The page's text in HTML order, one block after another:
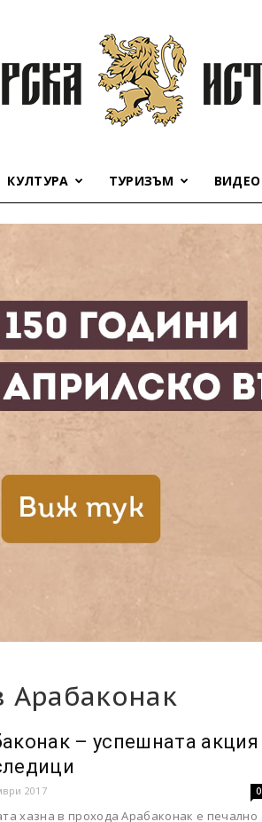
история
КУЛТУРА ТУРИЗЪМ ВИДЕО
Арабаконак
– успешната акция
2017 0
хазна в прохода Арабаконак е печално